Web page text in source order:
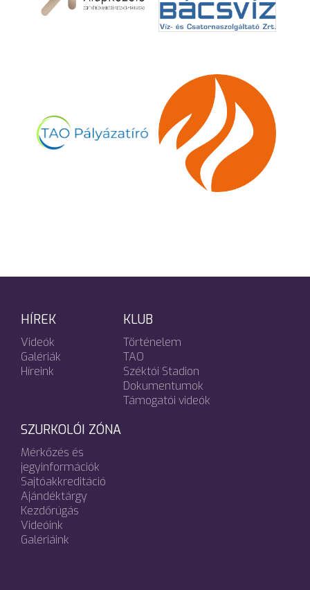
HÍREK
Videók
Galériák
Híreink
KLUB
Történelem
TAO
Széktói Stadion
Dokumentumok
Támogatói videók
SZURKOLÓI ZÓNA
Mérkőzés és
jegyinformációk
Sajtóakkreditáció
Ajándéktárgy
Kezdőrúgás
Videóink
Galériáink